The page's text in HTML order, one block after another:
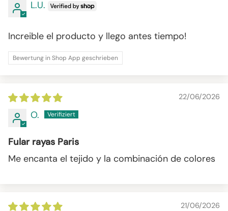
L.U.
Increible el producto y llego antes tiempo!
Bewertung in Shop App geschrieben
22/06/2026
O.
Fular rayas Paris
Me encanta el tejido y la combinación de colores
21/06/2026